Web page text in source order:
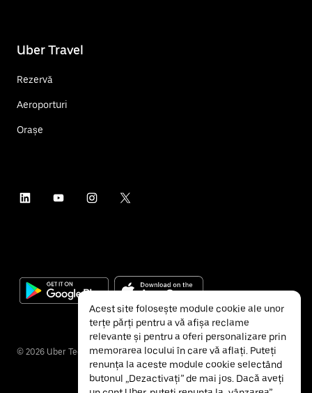
Uber Travel
Rezervă
Aeroporturi
Orașe
© 2026 Uber Technologies Inc.
Acest site folosește module cookie ale unor
terțe părți pentru a vă afișa reclame
relevante și pentru a oferi personalizare prin
memorarea locului în care vă aflați. Puteți
renunța la aceste module cookie selectând
butonul „Dezactivați” de mai jos. Dacă aveți